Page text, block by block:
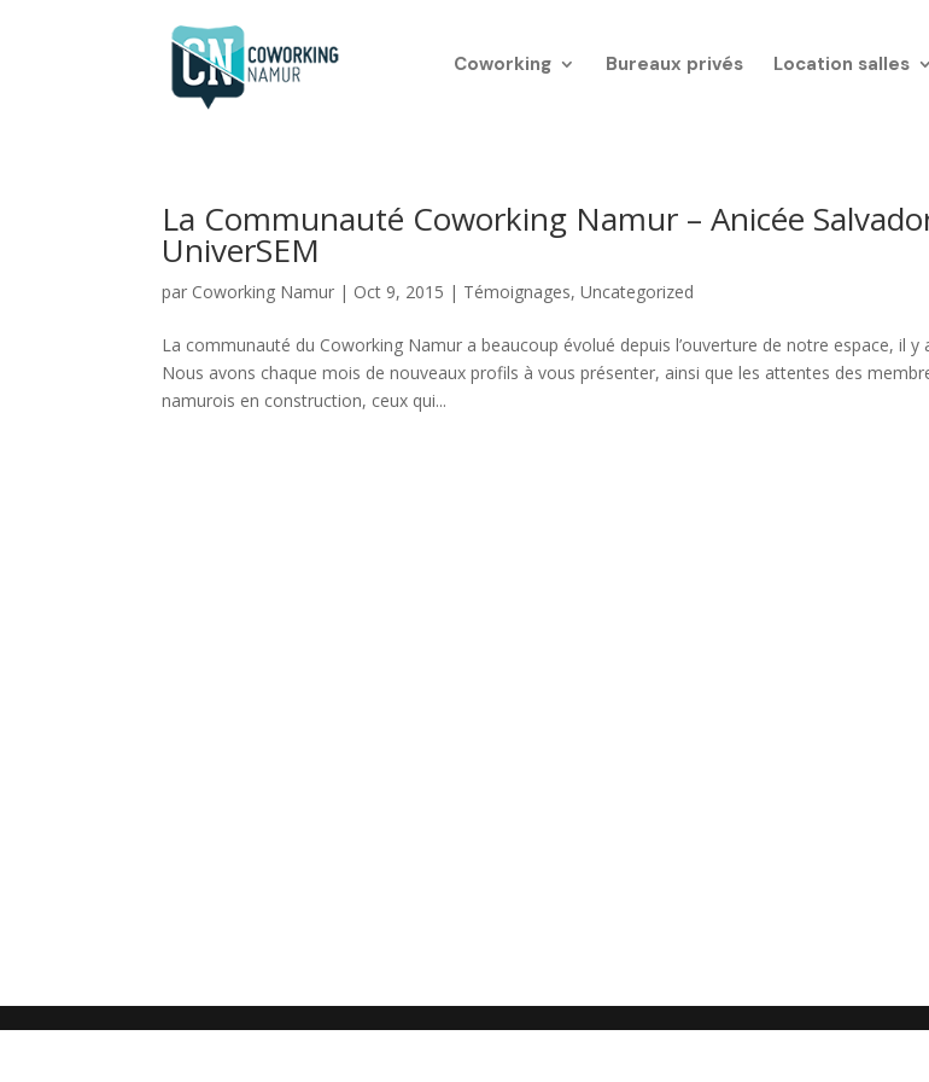
Coworking Bureaux privés Location salles
La Communauté Coworking Namur – Anicée
UniverSEM
par Coworking Namur | Oct 9, 2015 | Témoignages,Uncategorized
La communauté du Coworking Namur a beaucoup évolué depuis l’ouverture de notre espace, il y
Nous avons chaque mois de nouveaux profils à vous présenter, ainsi que les attentes des
namurois en construction, ceux qui...